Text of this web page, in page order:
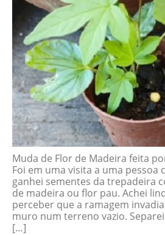
Muda de Flor de Madeira feita
Foi em uma visita a uma pessoa
ganhei sementes da trepadeira
de madeira ou flor pau. Achei
perceber que a ramagem
muro num terreno vazio.
[…]